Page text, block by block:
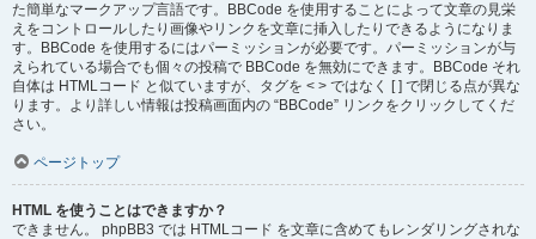
た簡単なマークアップ言語です。BBCode を使用することによって文章の見栄
えをコントロールしたり画像やリンクを文章に挿入したりできるようになりま
す。BBCode を使用するにはパーミッションが必要です。パーミッションが与
えられている場合でも個々の投稿で BBCode を無効にできます。BBCode それ
自体は HTMLコード と似ていますが、タグを < > ではなく [ ] で閉じる点が異な
ります。より詳しい情報は投稿画面内の “BBCode” リンクをクリックしてくだ
さい。
ページトップ
HTML を使うことはできますか？
できません。 phpBB3 では HTMLコード を文章に含めてもレンダリングされな